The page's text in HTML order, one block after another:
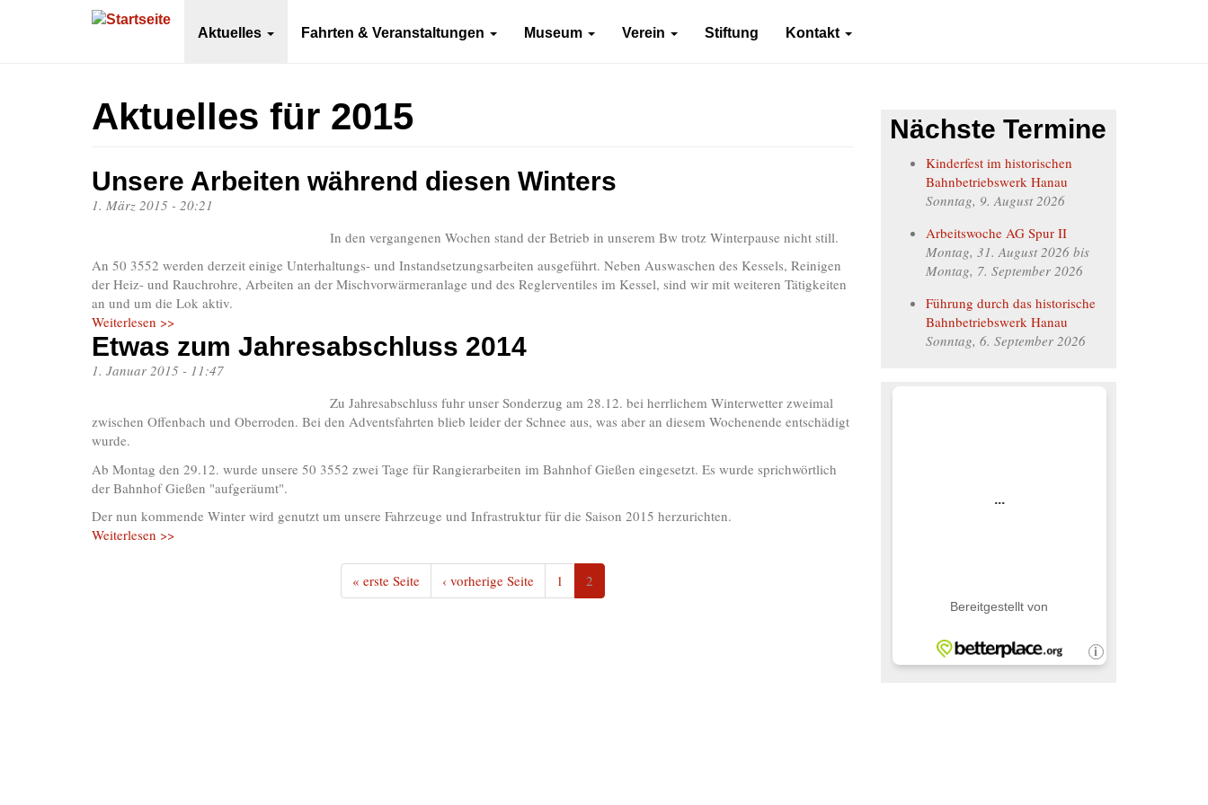
Aktuelles Fahrten & Veranstaltungen Museum Verein Stiftung Kontakt
Aktuelles für 2015
Unsere Arbeiten während diesen Winters
1. März 2015 - 20:21
In den vergangenen Wochen stand der Betrieb in unserem Bw trotz Winterpause nicht still.
An 50 3552 werden derzeit einige Unterhaltungs- und Instandsetzungsarbeiten ausgeführt. Neben Auswaschen des Kessels, Reinigen
der Heiz- und Rauchrohre, Arbeiten an der Mischvorwärmeranlage und des Reglerventiles im Kessel, sind wir mit weiteren Tätigkeiten
an und um die Lok aktiv.
Weiterlesen >>
Etwas zum Jahresabschluss 2014
1. Januar 2015 - 11:47
Zu Jahresabschluss fuhr unser Sonderzug am 28.12. bei herrlichem Winterwetter zweimal
zwischen Offenbach und Oberroden. Bei den Adventsfahrten blieb leider der Schnee aus, was aber an diesem Wochenende entschädigt
wurde.
Ab Montag den 29.12. wurde unsere 50 3552 zwei Tage für Rangierarbeiten im Bahnhof Gießen eingesetzt. Es wurde sprichwörtlich
der Bahnhof Gießen "aufgeräumt".
Der nun kommende Winter wird genutzt um unsere Fahrzeuge und Infrastruktur für die Saison 2015 herzurichten.
Weiterlesen >>
« erste Seite ‹ vorherige Seite 1 2
Nächste Termine
Kinderfest im historischen
Bahnbetriebswerk Hanau
Sonntag, 9. August 2026
Arbeitswoche AG Spur II
Montag, 31. August 2026bis
Montag, 7. September 2026
Führung durch das historische
Bahnbetriebswerk Hanau
Sonntag, 6. September 2026